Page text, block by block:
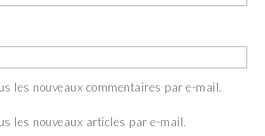
les nouveaux commentaires par e-mail.
les nouveaux articles par e-mail.